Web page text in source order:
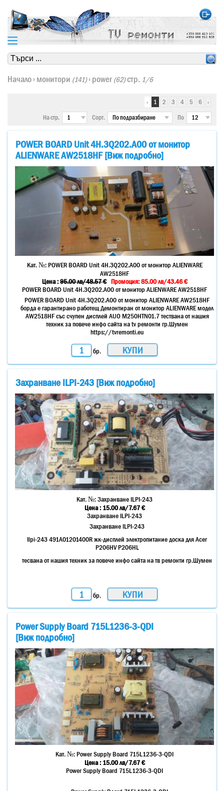
https://www.high-endrolex.com/24
Начало › монитори (141)› power(62)стр. 1/6
‹ 1 2 3 4 5 6 ›
На стр. Сорт. По
POWER BOARD Unit 4H.3Q202.A00 от монитор
ALIENWARE AW2518HF [Виж подробно]
Кат. №:POWER BOARD Unit 4H.3Q202.A00 от монитор ALIENWARE
AW2518HF
Цена :95.00лв/48.57 € Промоция: 85.00 лв/43.46 €
POWER BOARD Unit 4H.3Q202.A00 от монитор ALIENWARE AW2518HF
POWER BOARD Unit 4H.3Q202.A00 от монитор ALIENWARE AW2518HF
борда е гарантирано работещ Демонтиран от монитор ALIENWARE модел
AW2518HF със счупен дисплей AUO M250HTN01.7 тествана от нашия
техник за повече инфо сайта на tv ремонти гр.Шумен
https://tvremonti.eu
бр.
Захранване ILPI-243 [Виж подробно]
Кат. №:Захранване ILPI-243
Цена : 15.00 лв/7.67 €
Захранване ILPI-243
Захранване ILPI-243
Ilpi-243 491A01201400R жк-дисплей электропитание доска для Acer
P206HV P206HL
тесвана от нашия техник за повече инфо сайта на тв ремонти гр.Шумен
бр.
Power Supply Board 715L1236-3-QDI
[Виж подробно]
Кат. №:Power Supply Board 715L1236-3-QDI
Цена : 15.00лв/7.67 €
Power Supply Board 715L1236-3-QDI